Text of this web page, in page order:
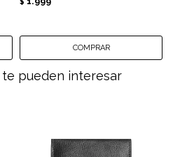
pueden interesar